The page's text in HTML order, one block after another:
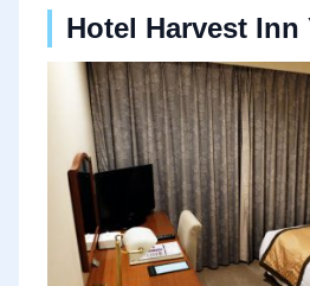
Hotel Harvest Inn